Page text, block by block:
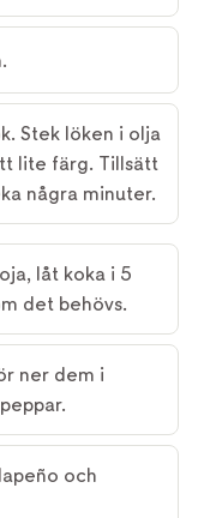
Stek löken i olja
lite färg. Tillsätt
några minuter.
låt koka i 5
det behövs.
ner dem i
och